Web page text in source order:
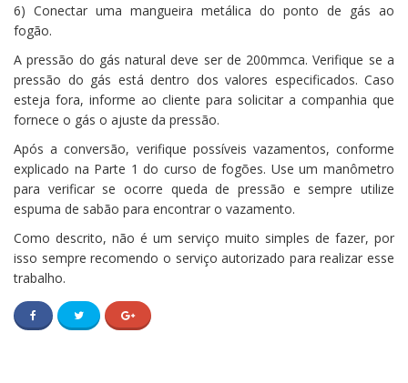
6) Conectar uma mangueira metálica do ponto de gás ao
fogão.
A pressão do gás natural deve ser de 200mmca. Verifique se a
pressão do gás está dentro dos valores especificados. Caso
esteja fora, informe ao cliente para solicitar a companhia que
fornece o gás o ajuste da pressão.
Após a conversão, verifique possíveis vazamentos, conforme
explicado na Parte 1 do curso de fogões. Use um manômetro
para verificar se ocorre queda de pressão e sempre utilize
espuma de sabão para encontrar o vazamento.
Como descrito, não é um serviço muito simples de fazer, por
isso sempre recomendo o serviço autorizado para realizar esse
trabalho.